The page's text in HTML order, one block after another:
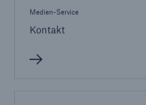
Medien-Service
Kontakt
US Dollar im Jahr 2018